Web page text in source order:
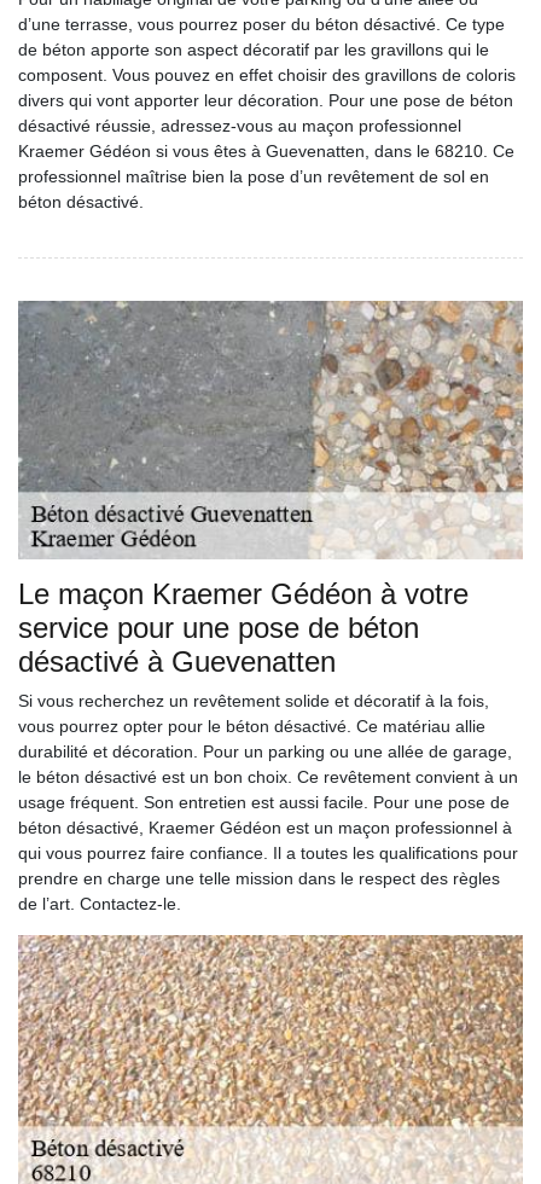
d’une terrasse, vous pourrez poser du béton désactivé. Ce type
de béton apporte son aspect décoratif par les gravillons qui le
composent. Vous pouvez en effet choisir des gravillons de coloris
divers qui vont apporter leur décoration. Pour une pose de béton
désactivé réussie, adressez-vous au maçon professionnel
Kraemer Gédéon si vous êtes à Guevenatten, dans le 68210. Ce
professionnel maîtrise bien la pose d’un revêtement de sol en
béton désactivé.
Le maçon Kraemer Gédéon à votre
service pour une pose de béton
désactivé à Guevenatten
Si vous recherchez un revêtement solide et décoratif à la fois,
vous pourrez opter pour le béton désactivé. Ce matériau allie
durabilité et décoration. Pour un parking ou une allée de garage,
le béton désactivé est un bon choix. Ce revêtement convient à un
usage fréquent. Son entretien est aussi facile. Pour une pose de
béton désactivé, Kraemer Gédéon est un maçon professionnel à
qui vous pourrez faire confiance. Il a toutes les qualifications pour
prendre en charge une telle mission dans le respect des règles
de l’art. Contactez-le.